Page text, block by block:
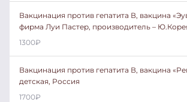
Вакцинация против гепатита В, вакцина
фирма Луи Пастер, производитель –
1300₽
Вакцинация против гепатита В, вакцина
детская, Россия
1700₽